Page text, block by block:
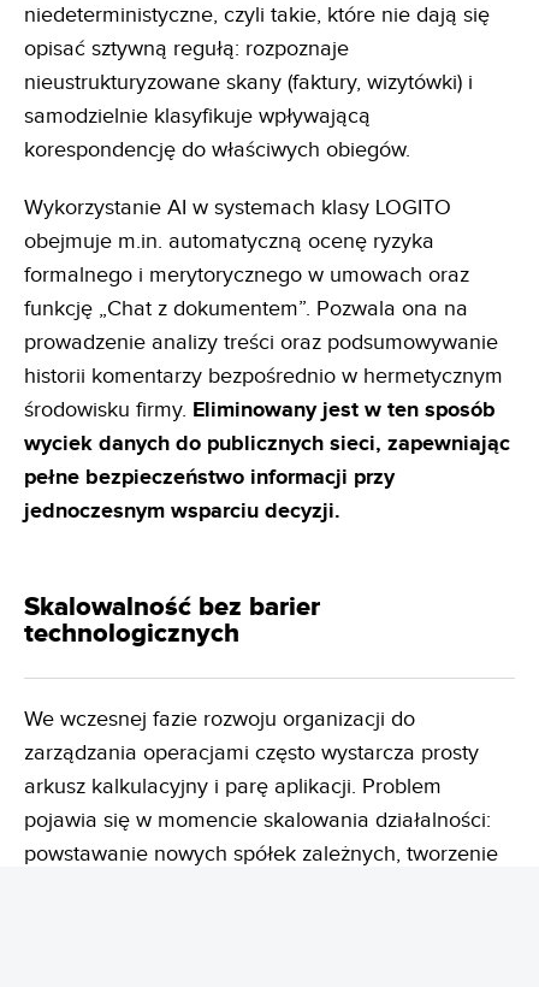
niedeterministyczne, czyli takie, które nie dają się
opisać sztywną regułą: rozpoznaje
nieustrukturyzowane skany (faktury, wizytówki) i
samodzielnie klasyfikuje wpływającą
korespondencję do właściwych obiegów.
Wykorzystanie AI w systemach klasy LOGITO
obejmuje m.in. automatyczną ocenę ryzyka
formalnego i merytorycznego w umowach oraz
funkcję „Chat z dokumentem”. Pozwala ona na
prowadzenie analizy treści oraz podsumowywanie
historii komentarzy bezpośrednio w hermetycznym
środowisku firmy. Eliminowany jest w ten sposób
wyciek danych do publicznych sieci, zapewniając
pełne bezpieczeństwo informacji przy
jednoczesnym wsparciu decyzji.
Skalowalność bez barier
technologicznych
We wczesnej fazie rozwoju organizacji do
zarządzania operacjami często wystarcza prosty
arkusz kalkulacyjny i parę aplikacji. Problem
pojawia się w momencie skalowania działalności:
powstawanie nowych spółek zależnych, tworzenie